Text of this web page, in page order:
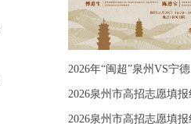
2026年“闽超”泉州VS宁德